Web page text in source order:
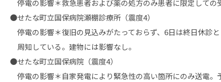
停電の影響＊救急患者および薬の処方のみ患者に限定して
●せたな町立国保病院瀬棚診療所（震度4）
停電の影響＊復旧の見込みがたっておらず、6日は終日休診
周知している。建物には影響なし。
●せたな町立国保病院（震度4）
停電の影響＊自家発電により緊急性の高い箇所にのみ送電。